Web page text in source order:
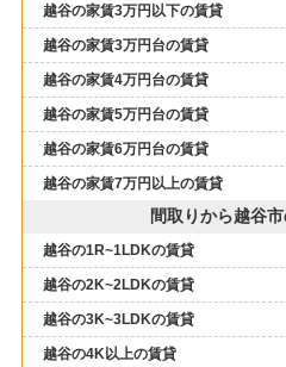
越谷の家賃3万円以下の賃貸
越谷の家賃3万円台の賃貸
越谷の家賃4万円台の賃貸
越谷の家賃5万円台の賃貸
越谷の家賃6万円台の賃貸
越谷の家賃7万円以上の賃貸
間取りから越谷
越谷の1R~1LDKの賃貸
越谷の2K~2LDKの賃貸
越谷の3K~3LDKの賃貸
越谷の4K以上の賃貸